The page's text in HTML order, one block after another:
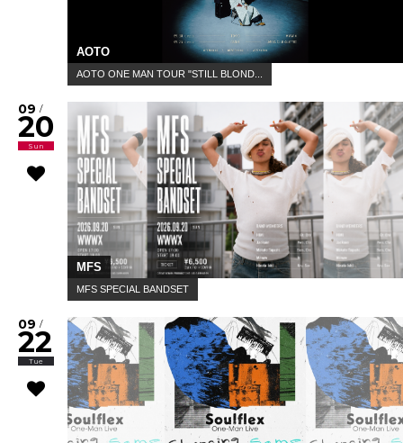
AOTO
AOTO ONE MAN TOUR "STILL BLOND...
09 /
20
Sun
MFS
MFS SPECIAL BANDSET
09 /
22
Tue